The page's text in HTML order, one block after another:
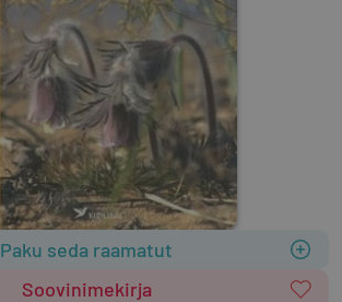
Paku seda raamatut
Soovinimekirja